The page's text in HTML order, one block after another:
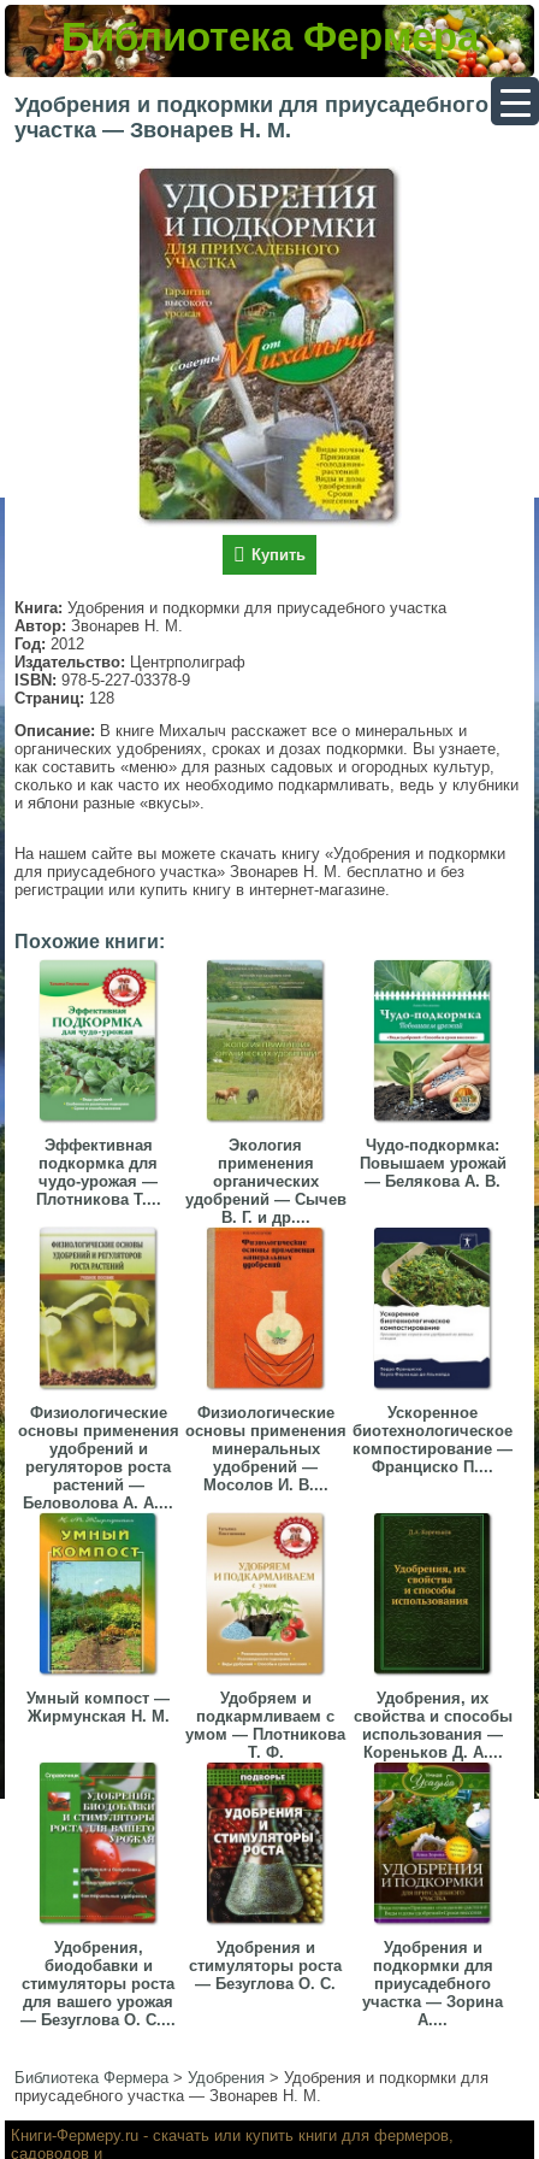
Библиотека Фермера
Удобрения и подкормки для приусадебного
участка — Звонарев Н. М.
Купить
Книга: Удобрения и подкормки для приусадебного участка
Автор: Звонарев Н. М.
Год: 2012
Издательство: Центрполиграф
ISBN: 978-5-227-03378-9
Страниц: 128
Описание: В книге Михалыч расскажет все о минеральных и
органических удобрениях, сроках и дозах подкормки. Вы узнаете,
как составить «меню» для разных садовых и огородных культур,
сколько и как часто их необходимо подкармливать, ведь у клубники
и яблони разные «вкусы».
На нашем сайте вы можете скачать книгу «Удобрения и подкормки
для приусадебного участка» Звонарев Н. М. бесплатно и без
регистрации или купить книгу в интернет-магазине.
Похожие книги:
Эффективная
подкормка для
чудо-урожая —
Плотникова Т....
Экология
применения
органических
удобрений — Сычев
В. Г. и др....
Чудо-подкормка:
Повышаем урожай
— Белякова А. В.
Физиологические
основы применения
удобрений и
регуляторов роста
растений —
Беловолова А. А....
Физиологические
основы применения
минеральных
удобрений —
Мосолов И. В....
Ускоренное
биотехнологическое
компостирование —
Франциско П....
Умный компост —
Жирмунская Н. М.
Удобряем и
подкармливаем с
умом — Плотникова
Т. Ф.
Удобрения, их
свойства и способы
использования —
Кореньков Д. А....
Удобрения,
биодобавки и
стимуляторы роста
для вашего урожая
— Безуглова О. С....
Удобрения и
стимуляторы роста
— Безуглова О. С.
Удобрения и
подкормки для
приусадебного
участка — Зорина
А....
Библиотека Фермера>Удобрения >Удобрения и подкормки для
приусадебного участка — Звонарев Н. М.
▼
▼
▼
▼
▼
▼
▼
▼
Книги-Фермеру.ru - скачать или купить книги для фермеров,
садоводов и